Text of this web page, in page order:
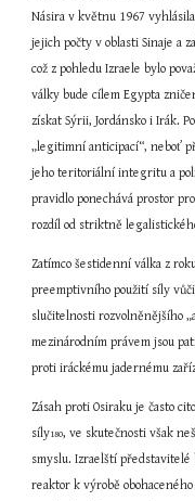
Násira v květnu 1967
jejich počty v oblasti Sinaje a
což z pohledu Izraele bylo
války bude cílem Egypta
získat Sýrii, Jordánsko i Irák.
„legitimní anticipací“, neboť
jeho teritoriální integritu a
pravidlo ponechává prostor
rozdíl od striktně
Zatímco šestidenní válka z
preemptivního použití síly
slučitelnosti rozvolněnějšího
mezinárodním právem jsou
proti iráckému jadernému
Zásah proti Osiraku je často
síly180, ve skutečnosti však
smyslu. Izraelští představitelé
reaktor k výrobě